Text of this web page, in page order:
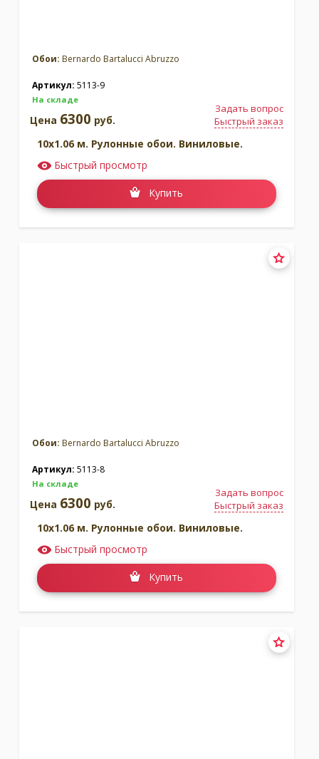
Обои: Bernardo Bartalucci Abruzzo
Артикул: 5113-9
На складе
Задать вопрос
Быстрый заказ
Цена 6300 руб.
10x1.06 м. Рулонные обои. Виниловые.
Быстрый просмотр
Купить
Обои: Bernardo Bartalucci Abruzzo
Артикул: 5113-8
На складе
Задать вопрос
Быстрый заказ
Цена 6300 руб.
10x1.06 м. Рулонные обои. Виниловые.
Быстрый просмотр
Купить